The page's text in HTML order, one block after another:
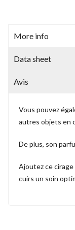
More info
Data sheet
Avis
Vous pouvez
autres objets en
De plus, son
Ajoutez ce
cuirs un soin